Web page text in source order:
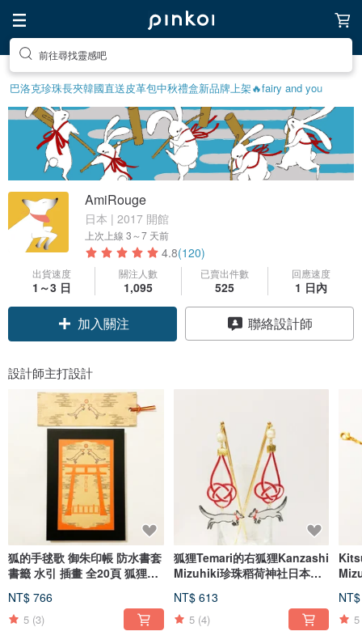
前往尋找靈感吧
巴洛克珍珠長夾韓國直送皮革包中秋禮盒新品牌上架🔥fairy and you
AmiRouge
日本 | 2017 開館
上次上線 3～7 天前
4.8(120)
出貨速度
1～3 日
關注人數
1,095
已賣出件數
525
回應速度
1 日內
加入關注 聯絡設計師
設計師主打設計
狐的手毬歌 御朱印帳 防水書套
書籤 水引 插畫 全20頁 狐狸嫁
NT$ 766
5 (3)
狐狸Temari的右狐狸Kanzashi
Mizuhiki珍珠稻荷神社日本動
NT$ 613
5 (4) 5